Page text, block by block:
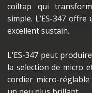
coiltap qui
simple. L’ES-347
excellent sustain.
L'ES-347 peut
la selection de micro
cordier micro-